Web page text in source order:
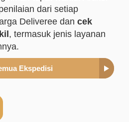
dari setiap
Deliveree dan cek
, termasuk jenis layanan
Ekspedisi